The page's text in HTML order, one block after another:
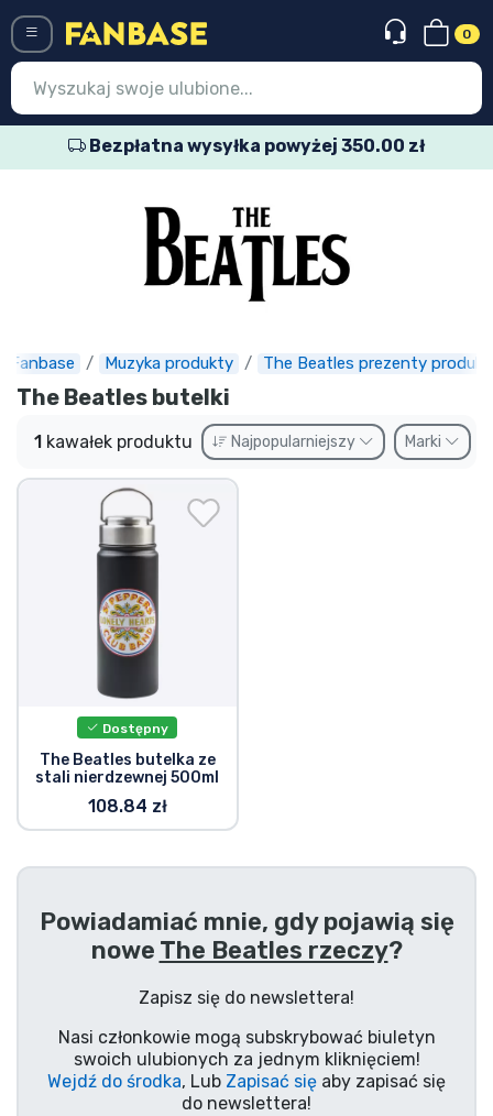
0
Bezpłatna wysyłka powyżej 350.00 zł
Fanbase Muzyka produkty The Beatles prezenty
The Beatles butelki
1 kawałek produktu Najpopularniejszy Marki
Dostępny
The Beatles butelka ze
stali nierdzewnej 500ml
108.84 zł
Powiadamiać mnie, gdy pojawią się
nowe The Beatles rzeczy?
Zapisz się do newslettera!
Nasi członkowie mogą subskrybować biuletyn
swoich ulubionych za jednym kliknięciem!
Wejdź do środka, Lub Zapisać się aby zapisać się
do newslettera!
Najnowsze rzeczy
Doręczenie ekspresowe
Przedsprzedaż
Outlet produkty
Wysyłka i płatność
Rzeczy filmowe
Wspaniałe rzeczy
Rzeczy z anime
Rzeczy dla graczy
Rzeczy muzyczne
Typy produktów
Marki